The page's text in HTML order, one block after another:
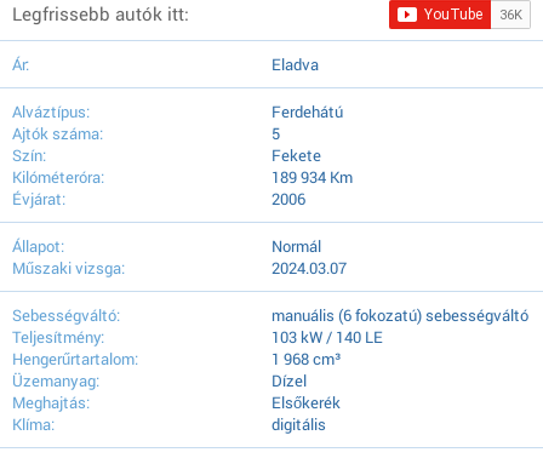
Legfrissebb autók itt:
Ár: Eladva
Alváztípus:
Ferdehátú
Ajtók száma:
5
Szín:
Fekete
Kilóméteróra:
189 934 Km
Évjárat:
2006
Állapot:
Normál
Műszaki vizsga:
2024.03.07
Sebességváltó:
manuális (6 fokozatú) sebességváltó
Teljesítmény:
103 kW / 140 LE
Hengerűrtartalom:
1 968 cm³
Üzemanyag:
Dízel
Meghajtás:
Elsőkerék
Klíma:
digitális